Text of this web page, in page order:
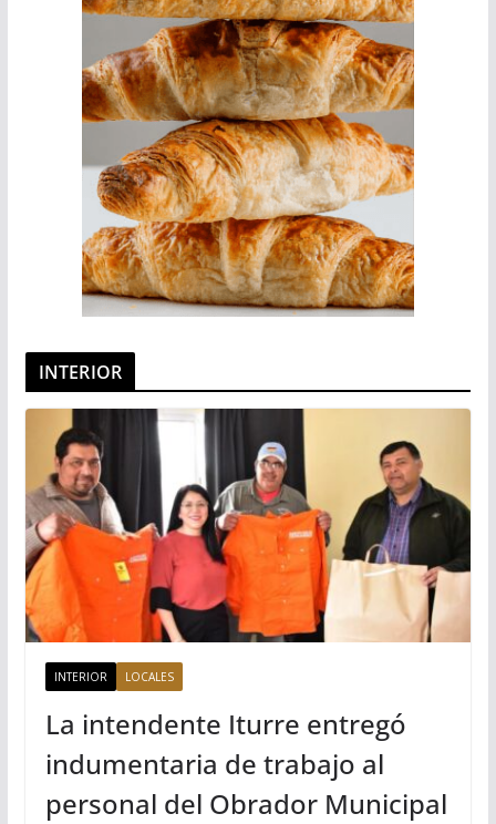
INTERIOR
INTERIOR LOCALES
La intendente Iturre entregó
indumentaria de trabajo al
personal del Obrador Municipal